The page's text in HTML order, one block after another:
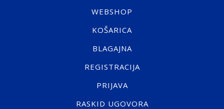
WEBSHOP
KOŠARICA
BLAGAJNA
REGISTRACIJA
PRIJAVA
RASKID UGOVORA